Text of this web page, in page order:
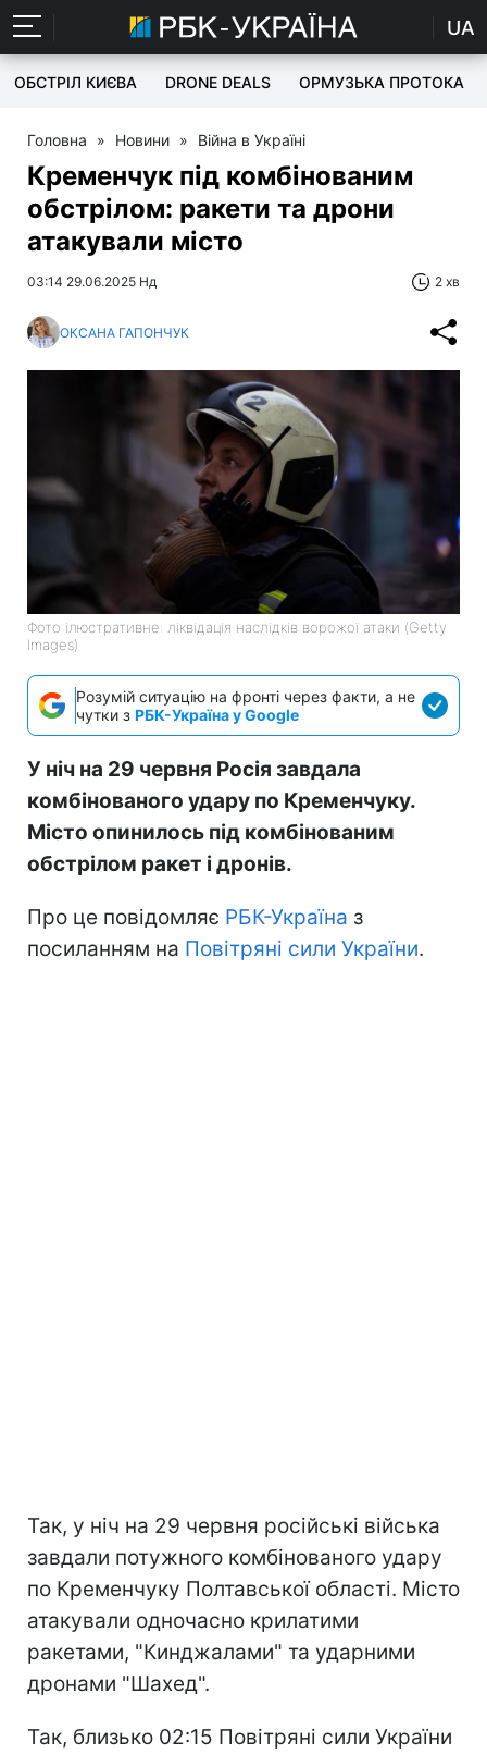
UA
ОБСТРІЛ КИЄВА DRONE DEALS ОРМУЗЬКА ПРОТОКА
Головна » Новини » Війна в Україні
Кременчук під комбінованим
обстрілом: ракети та дрони
атакували місто
03:14 29.06.2025 Нд 2 хв
ОКСАНА ГАПОНЧУК
Фото ілюстративне: ліквідація наслідків ворожої атаки (Getty
Images)
Розумій ситуацію на фронті через факти, а не
чутки з РБК-Україна у Google
У ніч на 29 червня Росія завдала
комбінованого удару по Кременчуку.
Місто опинилось під комбінованим
обстрілом ракет і дронів.
Про це повідомляє РБК-Україна з
посиланням на Повітряні сили України.
Так, у ніч на 29 червня російські війська
завдали потужного комбінованого удару
по Кременчуку Полтавської області. Місто
атакували одночасно крилатими
ракетами, "Кинджалами" та ударними
дронами "Шахед".
Так, близько 02:15 Повітряні сили України